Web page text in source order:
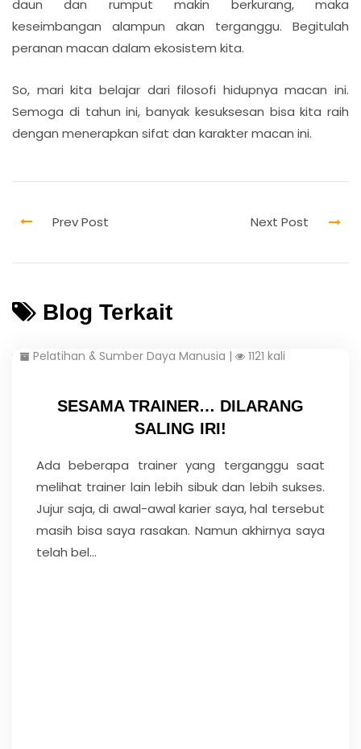
daun dan rumput makin berkurang, maka
keseimbangan alampun akan terganggu. Begitulah
peranan macan dalam ekosistem kita.
So, mari kita belajar dari filosofi hidupnya macan ini.
Semoga di tahun ini, banyak kesuksesan bisa kita raih
dengan menerapkan sifat dan karakter macan ini.
Blog Terkait
Pelatihan & Sumber Daya Manusia | 1121 kali
SESAMA TRAINER… DILARANG
SALING IRI!
Ada beberapa trainer yang terganggu saat
melihat trainer lain lebih sibuk dan lebih sukses.
Jujur saja, di awal-awal karier saya, hal tersebut
masih bisa saya rasakan. Namun akhirnya saya
telah bel...